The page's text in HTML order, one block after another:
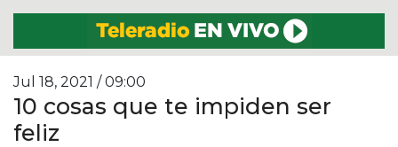
Jul 18, 2021 / 09:00
10 cosas que te impiden ser
feliz